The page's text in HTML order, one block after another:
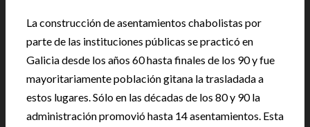
La construcción de asentamientos chabolistas por
parte de las instituciones públicas se practicó en
Galicia desde los años 60 hasta finales de los 90 y fue
mayoritariamente población gitana la trasladada a
estos lugares. Sólo en las décadas de los 80 y 90 la
administración promovió hasta 14 asentamientos. Esta